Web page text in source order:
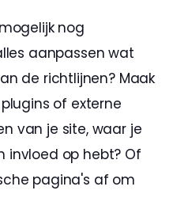
nog
aanpassen wat
de richtlijnen? Maak
of externe
van je site, waar je
invloed op hebt? Of
pagina's af om